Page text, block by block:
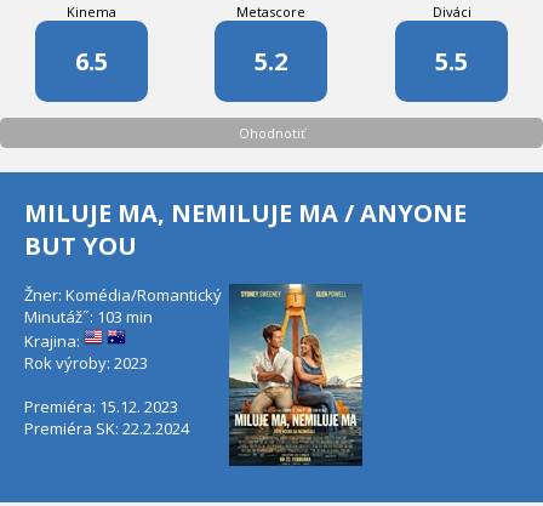
Kinema
6.5
Metascore
5.2
Diváci
5.5
Ohodnotiť
MILUJE MA, NEMILUJE MA / ANYONE
BUT YOU
Žner: Komédia/Romantický
Minutáž˝: 103 min
Krajina:
Rok výroby: 2023
Premiéra: 15.12. 2023
Premiéra SK: 22.2.2024